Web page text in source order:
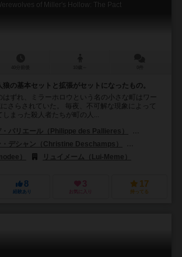
of Miller's Hollow: The Pact
狼の基本セットと拡張がセットになったもの。
はずれ、ミラーホロウという名の小さな町はワー
さらされていた。 毎夜、不可解な現象によって
しまった殺人者たちが町の人...
パリエール（Philippe des Pallieres）
・デシャン（Christine Deschamps）
）
リュイメーム（Lui-Meme）
8
経験あり
3
お気に入り
17
持ってる